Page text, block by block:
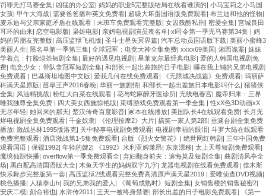
罚罪无打马赛全集| 凶猛的办公室| 妈妈的职业5完整版结局在线看谁演的| 小马宝莉之小马国
女孩| 甲午大海战| 需要爸爸播种英文免费看| 超级大坏蛋国语版免费观看| 布兰迪和他的怪物|
麦乐迪与父亲家庭矛盾在线观看 | 末班车免费观看完整版| 女囚残酷私刑 | 密爱全集| 宫城良田
耳环的由来| 恋空电影版| 枭雄电影| 亲妈电视剧演员表名单| xl司令第一季无马赛第34集 | 妈
妈的男朋友完整版| 高压监狱飞机版| 圣斗士星矢冥界篇| 汽车总动员国语版下载| 美丽小蜜蜂3
美丽人生| 黑名单第一季第三集| 全球冠军：电竞大神全集免费| xxxx69美国| 湘西诡案| 妹妹
学着点：打脸绿茶短剧全集| 最好的遇见电视剧 | 星莱克尔最经典电影| 爱的人韩国电视剧免
费| 电竞少女：带队拿冠军短剧全集| 和部长一起出差旅的日子电影| 睡在我上铺的兄弟电视剧
免费观看 | 巴基斯坦地图中文版| 爱我几何在线免费观看| 《无限城决战篇》免费观看| 玛丽萨
科满天星原版| 苗阜王声2016春晚| 华丽一族剧情| 和部长一起出差旅日本电影叫什么| 猪猪侠
全集| 风油精挑战| 粉红大白菜在线观看 | 花与蛇麻醉牙医诊所| 无线电春宫| 魔帝归来：三界
唯我独尊全集免费 | 四大美女西施惊艳版| 束缚游戏免费观看第一季全集 |性xX色3D动画xX
无尽年轻| 她回来的那天| 楚汉传奇百度影音| 冢本在线播放| 美国队长4在线观看免费| 长月无
烬电视剧全集免费观看| 千金奴隶| 《伦理按摩2》大片| 搞笑一家人第2部| 垂涎台剧全集免费
播放| 激战丛林1995版洛克| 关中秘事电视剧免费观看| 电视剧幸福的眼泪| 斗罗大陆在线观看
免费完整观看| 酒店激战第1-5集免费观看| 台版《烈火女警花》 | 绝世网红韩剧 | 三年中国免费
观看国语 | 保镖1992| 年轻的嫂2| 《1992》米利亚姆莱昂| 东京漂移| 太上天尊短剧免费观看|
魔境仙踪快播| overflow第一季免费观看全| 弃妇翻身前夫：追悔莫及短剧全集| 曲剧清风亭全
场| 黑白配高清国语版大全| 木鱼天学生的妈妈双字九字| 龙器电视剧在线看免费观看| 佳木斯
快乐舞步完整版第一套| 高压监狱2线观看完整免费高清原声满天星2019 | 爱唯侦查DVD视频|
桃色播播| 人猿泰山h| 我的兄弟我的爱人 | 《葡萄成熟时》短剧全集| 女销售楼的销售秘密2|
安庆二模| 刻命裕也| 水浒传2011 | 王天一被终身禁赛| 部长出差的日子电影免费观看|
《第一